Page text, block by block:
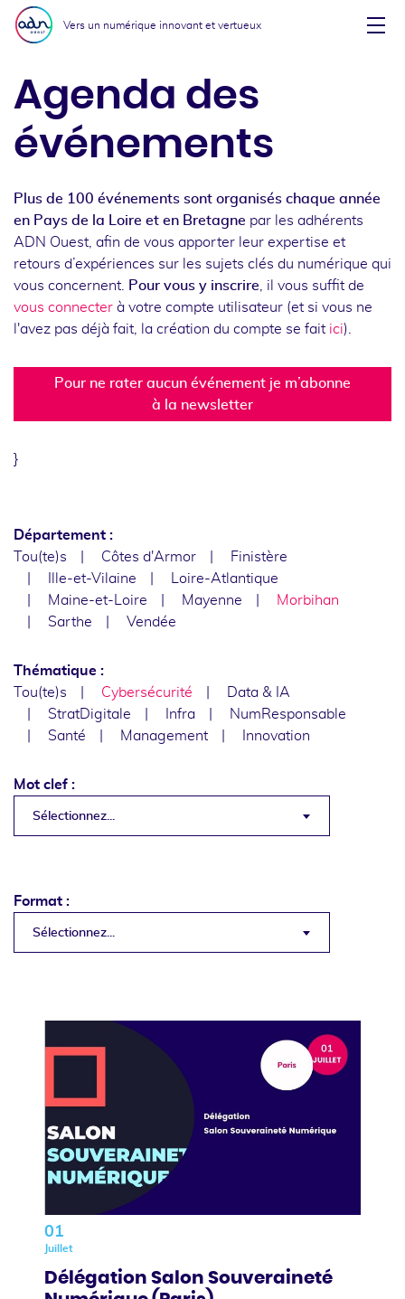
Aller au menu
Aller au contenu
Vers un numérique innovant et vertueux
Agenda des
événements
Plus de 100 événements sont organisés chaque année
en Pays de la Loire et en Bretagne par les adhérents
ADN Ouest, afin de vous apporter leur expertise et
retours d’expériences sur les sujets clés du numérique qui
vous concernent.
Pour vous y inscrire , il vous suffit de
vous connecter à votre compte utilisateur (et si vous ne
l'avez pas déjà fait, la création du compte se fait ici).
Pour ne rater aucun événement je m’abonne
à la newsletter
}
Département :
Tou(te)s
Côtes d'Armor
Finistère
Ille-et-Vilaine
Loire-Atlantique
Maine-et-Loire
Mayenne
Morbihan
Sarthe
Vendée
Thématique :
Tou(te)s
Cybersécurité
Data & IA
StratDigitale
Infra
NumResponsable
Santé
Management Innovation
Mot clef :
Sélectionnez...
Format :
Sélectionnez...
01
Juillet
Délégation Salon Souveraineté